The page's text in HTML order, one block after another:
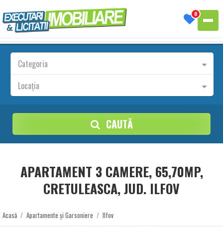
0
Categoria
Locația
CAUTĂ
APARTAMENT 3 CAMERE, 65,70MP,
CRETULEASCA, JUD. ILFOV
Acasă / Apartamente și Garsoniere / Ilfov